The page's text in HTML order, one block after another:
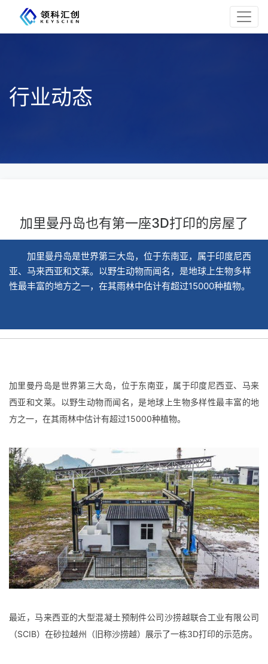
行业动态
加里曼丹岛也有第一座3D打印的房屋了
加里曼丹岛是世界第三大岛，位于东南亚，属于印度尼西
亚、马来西亚和文莱。以野生动物而闻名，是地球上生物多样
性最丰富的地方之一，在其雨林中估计有超过15000种植物。
加里曼丹岛是世界第三大岛，位于东南亚，属于印度尼西亚、马来
西亚和文莱。以野生动物而闻名，是地球上生物多样性最丰富的地
方之一，在其雨林中估计有超过15000种植物。
最近，马来西亚的大型混凝土预制件公司沙捞越联合工业有限公司
（SCIB）在砂拉越州（旧称沙捞越）展示了一栋3D打印的示范房。